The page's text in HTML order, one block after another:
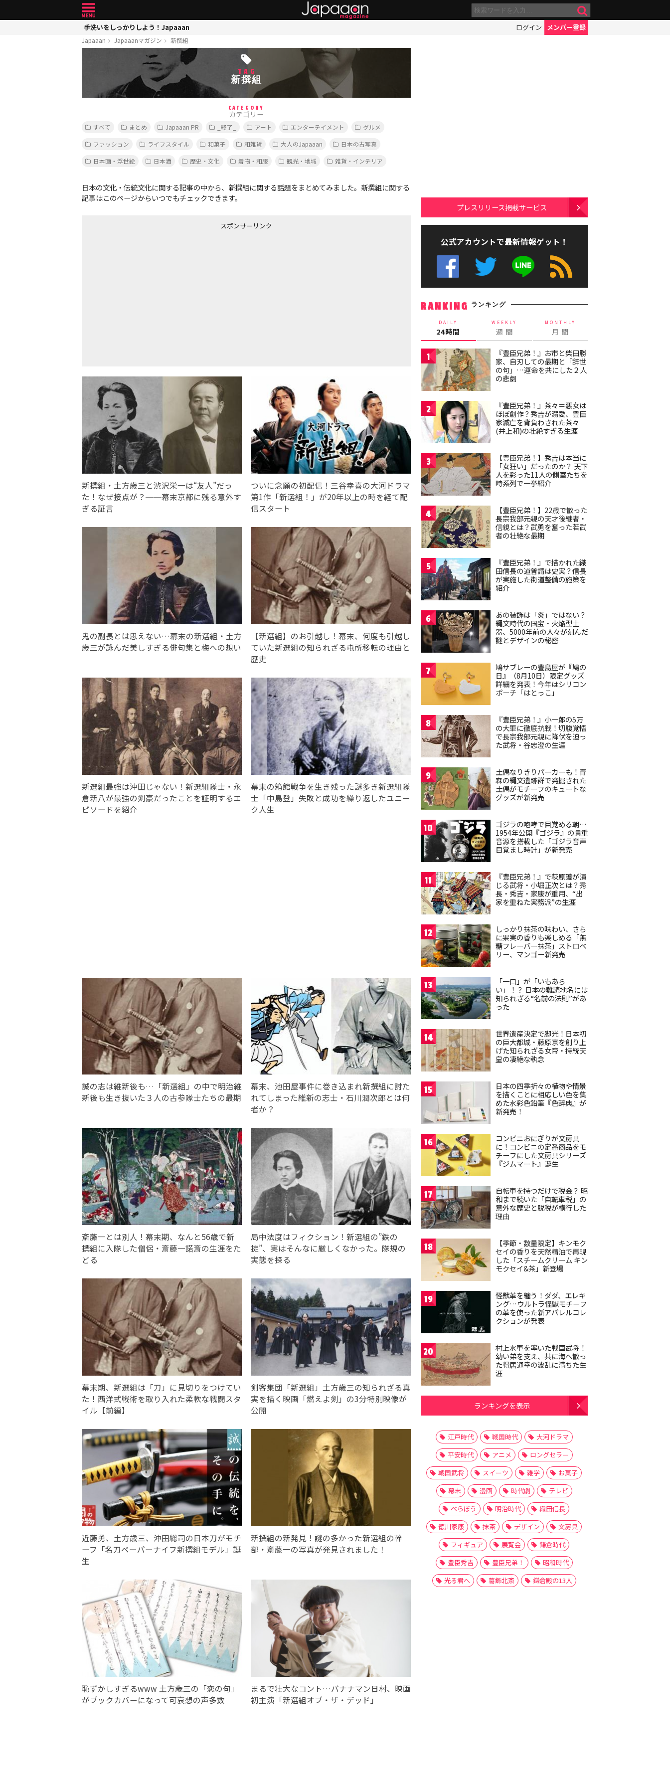
手洗いをしっかりしよう！Japaaan ログイン メンバー登録
Japaaan Japaaanマガジン 新撰組
TAG
新撰組
CATEGORY
カテゴリー
すべて まとめ Japaaan PR _終了_ アート エンターテイメント
グルメ
ファッション
ライフスタイル 和菓子 和雑貨 大人のJapaaan
日本の古写真
日本画・浮世絵
日本酒 歴史・文化 着物・和服 観光・地域 雑貨・インテリア
日本の文化・伝統文化に関する記事の中から、新撰組に関する話題をまとめてみました。新撰組に関する
記事はこのページからいつでもチェックできます。
スポンサーリンク
新撰組・土方歳三と渋沢栄一は“友人”だっ
た！なぜ接点が？──幕末京都に残る意外す
ぎる証言
ついに念願の初配信！三谷幸喜の大河ドラマ
第1作「新選組！」が20年以上の時を経て配
信スタート
鬼の副長とは思えない…幕末の新選組・土方
歳三が詠んだ美しすぎる俳句集と梅への想い
【新選組】のお引越し！幕末、何度も引越し
ていた新選組の知られざる屯所移転の理由と
歴史
新選組最強は沖田じゃない！新選組隊士・永
倉新八が最強の剣豪だったことを証明するエ
ピソードを紹介
幕末の箱館戦争を生き残った謎多き新選組隊
士「中島登」失敗と成功を繰り返したユニー
ク人生
誠の志は維新後も…「新選組」の中で明治維
新後も生き抜いた３人の古参隊士たちの最期
幕末、池田屋事件に巻き込まれ新撰組に討た
れてしまった維新の志士・石川潤次郎とは何
者か？
斎藤一とは別人！幕末期、なんと56歳で新
撰組に入隊した僧侶・斎藤一諾斎の生涯をた
どる
局中法度はフィクション！新選組の”鉄の
掟”、実はそんなに厳しくなかった。隊規の
実態を探る
幕末期、新選組は「刀」に見切りをつけてい
た！西洋式戦術を取り入れた柔軟な戦闘スタ
イル【前編】
剣客集団「新選組」土方歳三の知られざる真
実を描く映画「燃えよ剣」の3分特別映像が
公開
近藤勇、土方歳三、沖田総司の日本刀がモチ
ーフ「名刀ペーパーナイフ新撰組モデル」誕
生
新撰組の新発見！謎の多かった新選組の幹
部・斎藤一の写真が発見されました！
恥ずかしすぎるwww 土方歳三の「恋の句」
がブックカバーになって可哀想の声多数
まるで壮大なコント…バナナマン日村、映画
初主演「新選組オブ・ザ・デッド」
プレスリリース掲載サービス
公式アカウントで最新情報ゲット！
RANKING ランキング
DAILY
24時間
WEEKLY
週 間
MONTHLY
月 間
1
『豊臣兄弟！』お市と柴田勝
家、自刃しての最期と「辞世
の句」…運命を共にした２人
の悲劇
2
『豊臣兄弟！』茶々＝悪女は
ほぼ創作？秀吉が溺愛、豊臣
家滅亡を背負わされた茶々
(井上和)の壮絶すぎる生涯
3
【豊臣兄弟！】秀吉は本当に
「女狂い」だったのか？ 天下
人を彩った11人の側室たちを
時系列で一挙紹介
4
【豊臣兄弟！】22歳で散った
長宗我部元親の天才後継者・
信親とは？武勇を奮った若武
者の壮絶な最期
5
『豊臣兄弟！』で描かれた織
田信長の道普請は史実？信長
が実施した街道整備の施策を
紹介
6
あの装飾は「炎」ではない？
縄文時代の国宝・火焔型土
器、5000年前の人々が刻んだ
謎とデザインの秘密
7
鳩サブレーの豊島屋が『鳩の
日』（8月10日）限定グッズ
詳細を発表！今年はシリコン
ポーチ「はとっこ」
8
『豊臣兄弟！』小一郎の5万
の大軍に徹底抗戦！切腹覚悟
で長宗我部元親に降伏を迫っ
た武将・谷忠澄の生涯
9
土偶なりきりパーカーも！青
森の縄文遺跡群で発掘された
土偶がモチーフのキュートな
グッズが新発売
10
ゴジラの咆哮で目覚める朝…
1954年公開『ゴジラ』の貴重
音源を搭載した「ゴジラ音声
目覚まし時計」が新発売
11
『豊臣兄弟！』で萩原護が演
じる武将・小堀正次とは？秀
長・秀吉・家康が重用、“出
家を重ねた実務派”の生涯
12
しっかり抹茶の味わい、さら
に果実の香りも楽しめる「無
糖フレーバー抹茶」ストロベ
リー、マンゴー新発売
13
「一口」が「いもあら
い」！？ 日本の難読地名には
知られざる“名前の法則”があ
った
14
世界遺産決定で脚光！日本初
の巨大都城・藤原京を創り上
げた知られざる女帝・持統天
皇の凄絶な執念
15
日本の四季折々の植物や情景
を描くことに相応しい色を集
めた水彩色鉛筆『色辞典』が
新発売！
16
コンビニおにぎりが文房具
に！コンビニの定番商品をモ
チーフにした文房具シリーズ
『ジムマート』誕生
17
自転車を持つだけで税金？ 昭
和まで続いた「自転車税」の
意外な歴史と脱税が横行した
理由
18
【季節・数量限定】キンモク
セイの香りを天然精油で再現
した「スチームクリーム キン
モクセイ&茶」新登場
19
怪獣革を纏う！ダダ、エレキ
ング…ウルトラ怪獣モチーフ
の革を使った新アパレルコレ
クションが発表
20
村上水軍を率いた戦国武将！
幼い弟を支え、共に海へ散っ
た得居通幸の波乱に満ちた生
涯
ランキングを表示
江戸時代 戦国時代
大河ドラマ
平安時代
アニメ
ロングセラー
戦国武将
スイーツ 雑学
お菓子
幕末
漫画 時代劇
テレビ
べらぼう
明治時代
織田信長
徳川家康
抹茶 デザイン
文房具
フィギュア
展覧会
鎌倉時代
豊臣秀吉
豊臣兄弟！
昭和時代
光る君へ
葛飾北斎 鎌倉殿の13人